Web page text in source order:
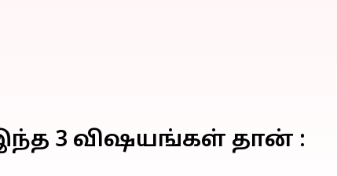
3 விஷயங்கள் தான் :